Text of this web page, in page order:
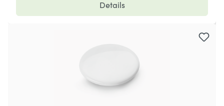
Details